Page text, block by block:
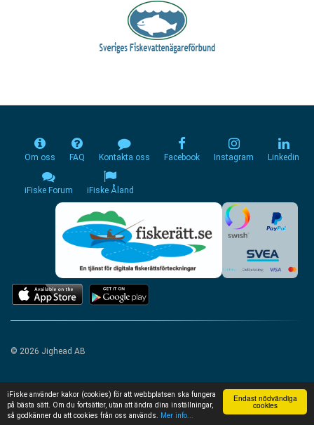
Endast nödvändiga
cookies
iFiske använder kakor (cookies) för att webbplatsen ska fungera
på bästa sätt. Om du fortsätter, utan att ändra dina inställningar,
så godkänner du att cookies från oss används.
Mer info...
Om oss FAQ Kontakta oss Facebook Instagram Linkedin
iFiske Forum iFiske Åland
© 2026 Jighead AB